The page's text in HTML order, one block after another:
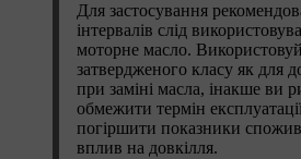
Для застосування
інтервалів слід
моторне масло.
затвердженого класу як для
при заміні масла, інакше ви
обмежити термін
погіршити показники
вплив на довкілля.